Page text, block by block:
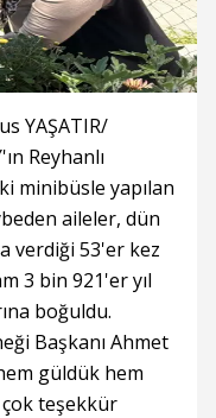
YAŞATIR/
Reyhanlı
minibüsle yapılan
aileler, dün
verdiği 53'er kez
3 bin 921'er yıl
boğuldu.
Başkanı Ahmet
güldük hem
çok teşekkür